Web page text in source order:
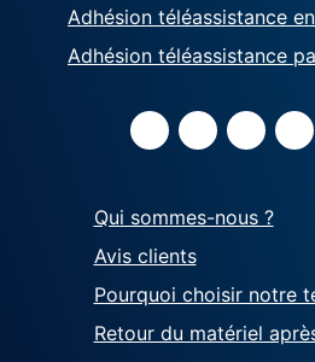
Adhésion téléassistance
Adhésion téléassistance
Qui sommes-nous ?
Avis clients
Pourquoi choisir notre
Retour du matériel